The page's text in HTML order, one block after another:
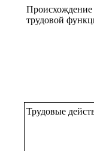
Происхождение
трудовой
Трудовые